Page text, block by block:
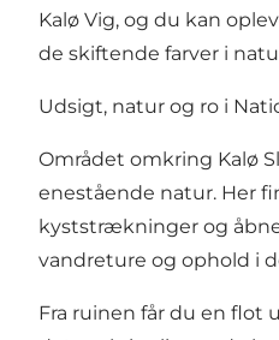
Kalø Vig, og du kan
de skiftende farver i
Udsigt, natur og ro i
Området omkring Kalø
enestående natur. Her
kyststrækninger og
vandreture og ophold i
Fra ruinen får du en flot